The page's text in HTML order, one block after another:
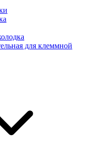
для клеммной